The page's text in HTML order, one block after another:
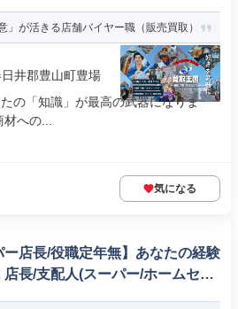
」が活きる店舗バイヤー職（販売買取）
井郡豊山町豊場
の「知識」が最高の武器になりま
への...
気になる
ー店長/役職定年無】あなたの経験
長/支配人(スーパー/ホームセン